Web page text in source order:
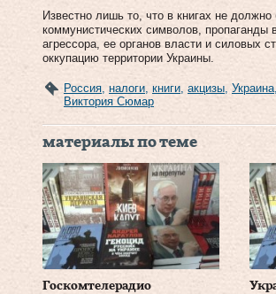
Известно лишь то, что в книгах не
коммунистических символов, пропаганды
агрессора, ее органов власти и силовых
оккупацию территории Украины.
Россия налоги книги акцизы Украина
Виктория Сюмар
материалы по теме
Госкомтелерадио